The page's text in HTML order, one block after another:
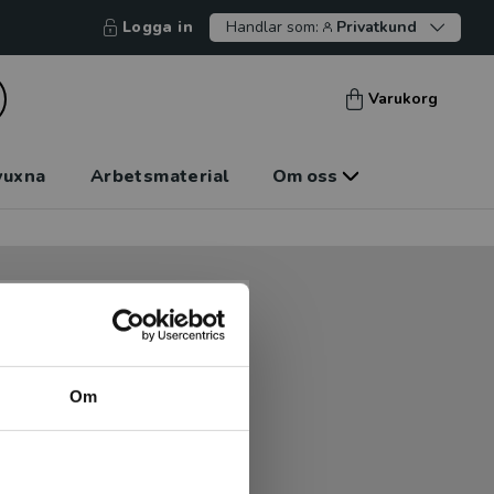
Om
Logga in Handlar som: Privatkund
Varukorg
Arbetsmaterial Om oss
betala mot faktura
hos oss.